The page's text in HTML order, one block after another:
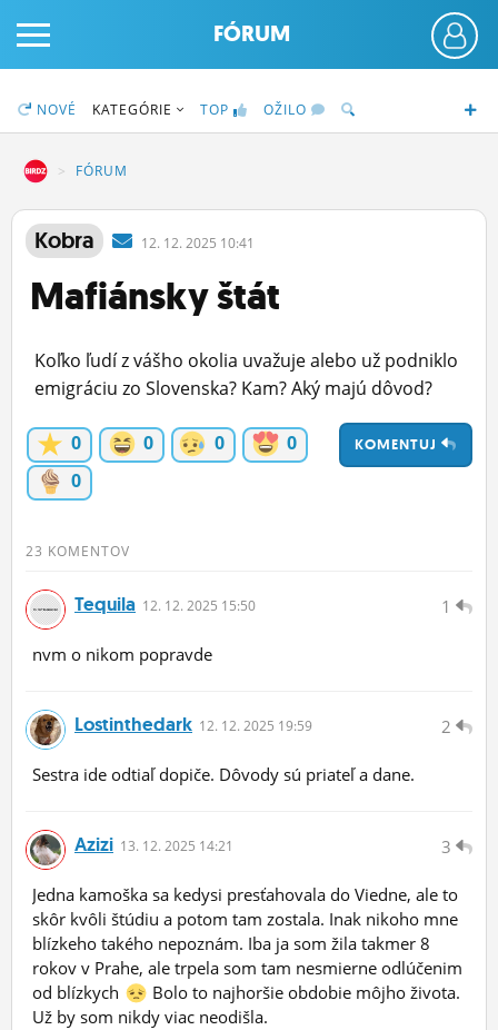
PRIHLÁS SA
ČINŽIAK
STATUSY
BLOGY
NASTAVENIA
ROLETA
FÓRUM
NOVÉ KATEGÓRIE TOP OŽILO
FÓRUM
Kobra 12. 12. 2025 10:41
Mafiánsky štát
Koľko ľudí z vášho okolia uvažuje alebo už podniklo
emigráciu zo Slovenska? Kam? Aký majú dôvod?
KOMENTUJ
0 0 0
0
0
23 KOMENTOV
1
Tequila 12. 12. 2025 15:50
nvm o nikom popravde
2
Lostinthedark 12. 12. 2025 19:59
Sestra ide odtiaľ dopiče. Dôvody sú priateľ a dane.
3
Azizi 13. 12. 2025 14:21
Jedna kamoška sa kedysi presťahovala do Viedne, ale to
skôr kvôli štúdiu a potom tam zostala. Inak nikoho mne
blízkeho takého nepoznám. Iba ja som žila takmer 8
rokov v Prahe, ale trpela som tam nesmierne odlúčenim
od blízkych
Bolo to najhoršie obdobie môjho života.
Už by som nikdy viac neodišla.